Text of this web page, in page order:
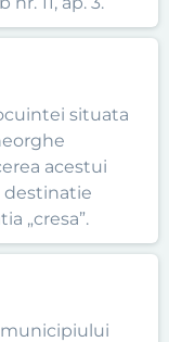
situata
acestui
destinatie
„cresa”.